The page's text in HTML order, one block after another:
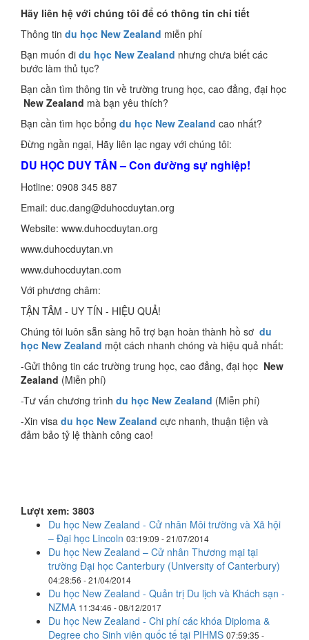
Hãy liên hệ với chúng tôi để có thông tin chi tiết
Thông tin du học New Zealand miễn phí
Bạn muốn đi du học New Zealand nhưng chưa biết các
bước làm thủ tục?
Bạn cần tìm thông tin về trường trung học, cao đẳng, đại học
New Zealand mà bạn yêu thích?
Bạn cần tìm học bổng du học New Zealand cao nhất?
Đừng ngần ngại, Hãy liên lạc ngay với chúng tôi:
DU HỌC DUY TÂN – Con đường sự nghiệp!
Hotline: 0908 345 887
Email: duc.dang@duhocduytan.org
Website: www.duhocduytan.org
www.duhocduytan.vn
www.duhocduytan.com
Với phương châm:
TẬN TÂM - UY TÍN - HIỆU QUẢ!
Chúng tôi luôn sẵn sàng hỗ trợ bạn hoàn thành hồ sơ du
học New Zealand một cách nhanh chóng và hiệu quả nhất:
-Gửi thông tin các trường trung học, cao đẳng, đại học New
Zealand (Miễn phí)
-Tư vấn chương trình du học New Zealand (Miễn phí)
-Xin visa du học New Zealand cực nhanh, thuận tiện và
đảm bảo tỷ lệ thành công cao!
Lượt xem: 3803
Du học New Zealand - Cử nhân Môi trường và Xã hội
– Đại học Lincoln 03:19:09 - 21/07/2014
Du học New Zealand – Cử nhân Thương mại tại
trường Đại học Canterbury (University of Canterbury)
04:28:56 - 21/04/2014
Du học New Zealand - Quản trị Du lịch và Khách sạn -
NZMA 11:34:46 - 08/12/2017
Du học New Zealand - Chi phí các khóa Diploma &
Degree cho Sinh viên quốc tế tại PIHMS 07:59:35 -